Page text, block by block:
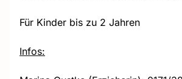
Für Kinder bis zu 2 Jahren
Infos: